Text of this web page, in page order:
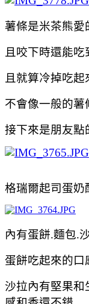
薯條是米茶熊愛
且咬下時還能
且就算冷掉吃起
不會像一般的薯
接下來是朋友點
格瑞爾起司蛋奶
內有蛋餅.麵包.
蛋餅吃起來的口
沙拉內有堅果和